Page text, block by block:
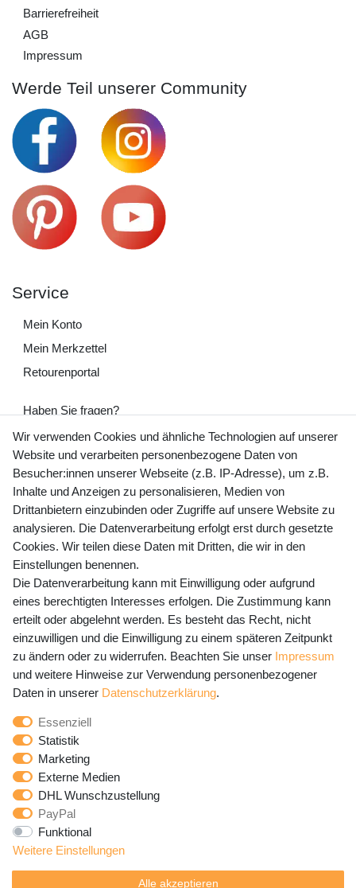
Barrierefreiheit
AGB
Impressum
Werde Teil unserer Community
Service
Mein Konto
Mein Merkzettel
Retourenportal
Haben Sie fragen?
+49 (0) 35243 460 400
Mo-Fr 9-15 Uhr
shop@banjado.com
Preisangaben inkl. gesetzl. MwSt. und zzgl. Service- und
Versandkosten
Newsletter Anmeldung - Keine Angebote
mehr verpassen!
E-MAIL **
Newsletter
Honig
Hiermit bestätige ich, dass ich die
gelesen habe. Meine Einwilligung kann ich jederzeit
widerrufen.**
** Hierbei handelt es sich um ein Pflichtfeld.
Wir verwenden Cookies und ähnliche Technologien auf unserer
Website und verarbeiten personenbezogene Daten von
Besucher:innen unserer Webseite (z.B. IP-Adresse), um z.B.
Inhalte und Anzeigen zu personalisieren, Medien von
Drittanbietern einzubinden oder Zugriffe auf unsere Website zu
analysieren. Die Datenverarbeitung erfolgt erst durch gesetzte
Cookies. Wir teilen diese Daten mit Dritten, die wir in den
Einstellungen benennen.
Die Datenverarbeitung kann mit Einwilligung oder aufgrund
eines berechtigten Interesses erfolgen. Die Zustimmung kann
erteilt oder abgelehnt werden. Es besteht das Recht, nicht
einzuwilligen und die Einwilligung zu einem späteren Zeitpunkt
zu ändern oder zu widerrufen. Beachten Sie unser Impressum
und weitere Hinweise zur Verwendung personenbezogener
Daten in unserer Daten­schutz­erklärung.
Essenziell
Statistik
Marketing
Externe Medien
DHL Wunschzustellung
PayPal
Funktional
Weitere Einstellungen
Alle akzeptieren